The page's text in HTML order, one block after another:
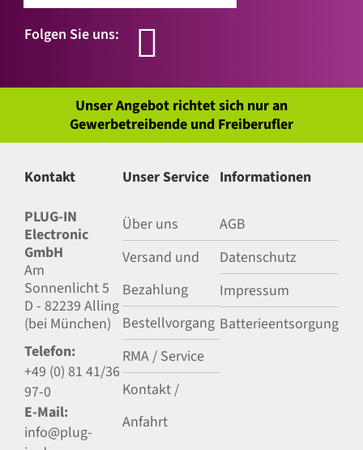
Folgen Sie uns:
Unser Angebot richtet sich nur an
Gewerbetreibende und Freiberufler
Kontakt
PLUG-IN
Electronic
GmbH
Am
Sonnenlicht 5
D - 82239 Alling
(bei München)
Telefon:
+49 (0) 81 41/36
97-0
E-Mail:
info@plug-
Unser Service
Über uns
Versand und
Bezahlung
Bestellvorgang
RMA / Service
Kontakt /
Anfahrt
Informationen
AGB
Datenschutz
Impressum
Batterieentsorgung